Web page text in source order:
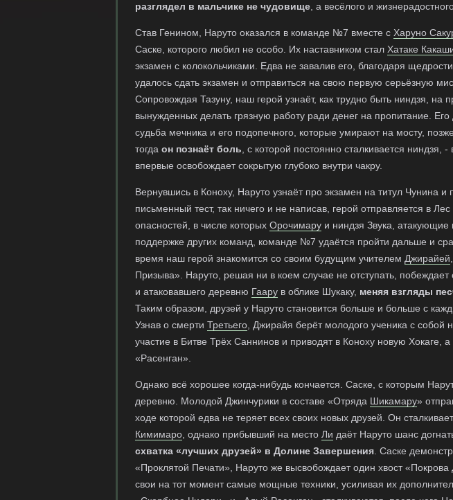
разглядел в мальчике не чудовище , а весёлого и
Став Генином, Наруто оказался в команде №7 вместе с Харуно
Саске, которого любил не особо. Их наставником стал Хатаке
экзамен с колокольчиками. Едва не завалив его, благодаря
удалось сдать экзамен и отправиться на свою первую серьёзную
Сопровождая Тазуну, наш герой узнаёт, как трудно быть ниндзя, на
вынужденных делать грязную работу ради денег на пропитание.
судьба мечника и его подопечного, которые умирают на мосту,
тогда он познаёт боль , с которой постоянно сталкивается ниндзя,
впервые освобождает сокрытую глубоко внутри чакру.
Вернувшись в Коноху, Наруто узнаёт про экзамен на титул Чунина
письменный тест, так ничего и не написав, герой отправляется в
опасностей, в числе которых Орочимару и ниндзя Звука, атакующие
поддержке других команд, команде №7 удаётся пройти дальше и
время наш герой знакомится со своим будущим учителем Джирайей
Призыва». Наруто, решая ни в коем случае не отступать, побеждает
и атаковавшего деревню Гаару в облике Шукаку, меняя взгляды
Таким образом, друзей у Наруто становится больше и больше с
Узнав о смерти Третьего , Джирайя берёт молодого ученика с собой
участие в Битве Трёх Саннинов и приводят в Коноху новую Хокаге,
«Расенган».
Однако всё хорошее когда-нибудь кончается. Саске, с которым
деревню. Молодой Джинчурики в составе «Отряда Шикамару»
ходе которой едва не теряет всех своих новых друзей. Он
Кимимаро , однако прибывший на место Ли даёт Наруто шанс
схватка «лучших друзей» в Долине Завершения . Саске
«Проклятой Печати», Наруто же высвобождает один хвост «Покрова
свои на тот момент самые мощные техники, усиливая их